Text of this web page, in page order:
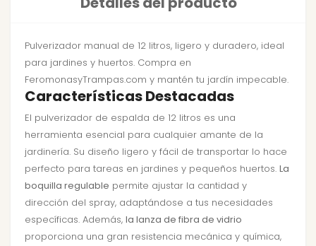
Pulverizador manual de 12 litros, ligero y duradero, ideal
para jardines y huertos. Compra en
FeromonasyTrampas.com y mantén tu jardín impecable.
Características Destacadas
El pulverizador de espalda de 12 litros es una
herramienta esencial para cualquier amante de la
jardinería. Su diseño ligero y fácil de transportar lo hace
perfecto para tareas en jardines y pequeños huertos. La
boquilla regulable permite ajustar la cantidad y
dirección del spray, adaptándose a tus necesidades
específicas. Además, la lanza de fibra de vidrio
proporciona una gran resistencia mecánica y química,